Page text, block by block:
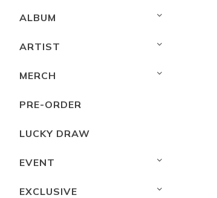
ALBUM
ARTIST
MERCH
PRE-ORDER
LUCKY DRAW
EVENT
EXCLUSIVE